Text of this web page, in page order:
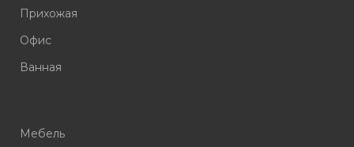
Прихожая
Офис
Ванная
Мебель